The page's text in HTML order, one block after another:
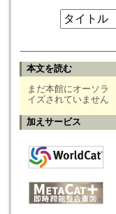
本文を読む
まだ本館にオーソラ
イズされていません
加えサービス